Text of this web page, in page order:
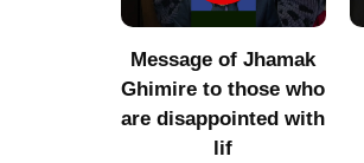
Vivek Mandal